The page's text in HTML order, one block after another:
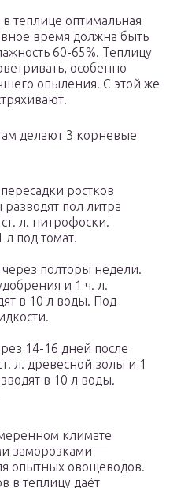
теплице оптимальная
время должна быть
60-65%. Теплицу
особенно
опыления. С этой же
делают 3 корневые
ростков
пол литра
л. нитрофоски.
л под томат.
полторы недели.
и 1 ч. л.
в 10 л воды. Под
14-16 дней после
л. древесной золы и 1
в 10 л воды.
климате
заморозками —
опытных овощеводов.
в теплицу даёт